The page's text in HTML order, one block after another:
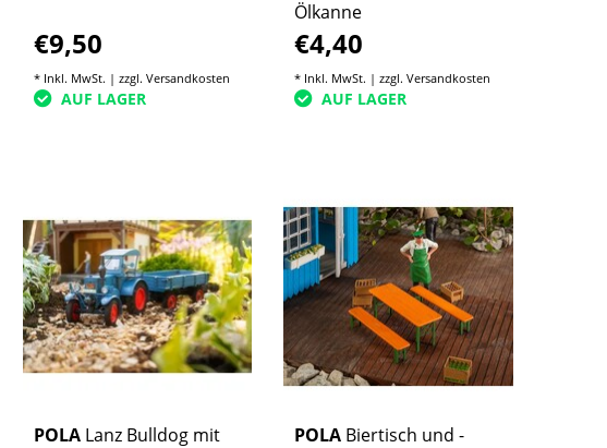
€9,50
* Inkl. MwSt. | zzgl. Versandkosten
AUF LAGER
Ölkanne
€4,40
* Inkl. MwSt. | zzgl.Versandkosten
AUF LAGER
POLA Lanz Bulldog mit
POLA Biertisch und -